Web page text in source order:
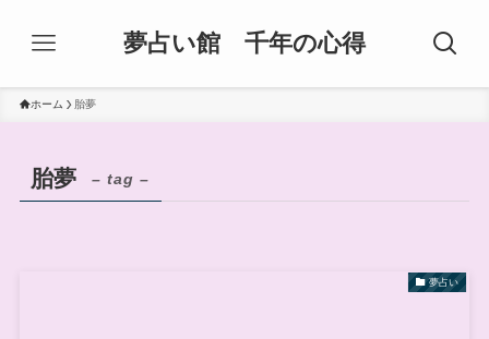
夢占い館 千年の心得
ホーム 胎夢
胎夢 – tag –
夢占い